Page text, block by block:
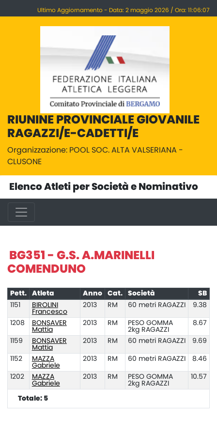
Ultimo Aggiornamento - Data: 2 maggio 2026 / Ora: 11:06:07
RIUNINE PROVINCIALE GIOVANILE
RAGAZZI/E-CADETTI/E
Organizzazione: POOL SOC. ALTA VALSERIANA -
CLUSONE
Elenco Atleti per Società e Nominativo
BG351 - G.S. A.MARINELLI
COMENDUNO
Pett. Atleta Anno Cat. Società
SB
1151
BIROLINI
Francesco
2013 RM 60 metri RAGAZZI 9.38
1208
BONSAVER
Mattia
2013 RM
PESO GOMMA
2kg RAGAZZI
8.67
1159
BONSAVER
Mattia
2013 RM 60 metri RAGAZZI 9.69
1152
MAZZA
Gabriele
2013 RM 60 metri RAGAZZI 8.46
1202
MAZZA
Gabriele
2013 RM
PESO GOMMA
2kg RAGAZZI
10.57
Totale: 5